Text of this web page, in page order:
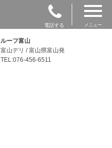
電話する メニュー
ルーフ富山
富山デリ / 富山県富山発
TEL:076-456-6511